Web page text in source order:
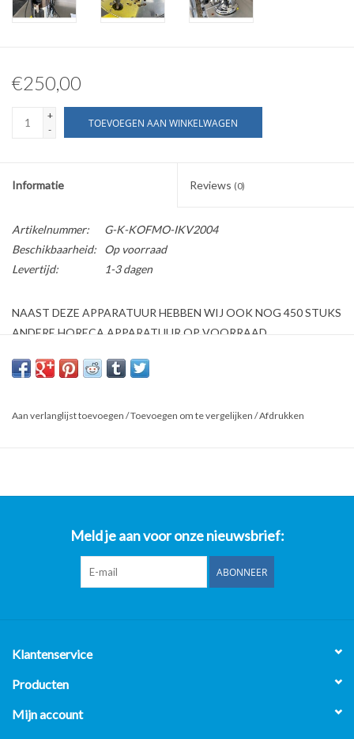
€250,00
+
-
TOEVOEGEN AAN WINKELWAGEN
Informatie Reviews (0)
Artikelnummer:
G-K-KOFMO-IKV2004
Beschikbaarheid:
Op voorraad
Levertijd:
1-3 dagen
NAAST DEZE APPARATUUR HEBBEN WIJ OOK NOG 450 STUKS
ANDERE HORECA APPARATUUR OP VOORRAAD
Kijk ook op onze website horecaprofessionalcenter punt nl, om
direct te kunnen bestellen.
Horeca Professional Center B.V.
3812 PL Amersfoort
Aan verlanglijst toevoegen /Toevoegen om te vergelijken /Afdrukken
Meld je aan voor onze nieuwsbrief:
ABONNEER
Klantenservice
Producten
Mijn account